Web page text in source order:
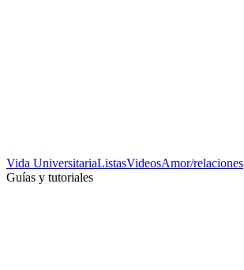
Vida UniversitariaListasVideosAmor/relaciones
Guías y tutoriales